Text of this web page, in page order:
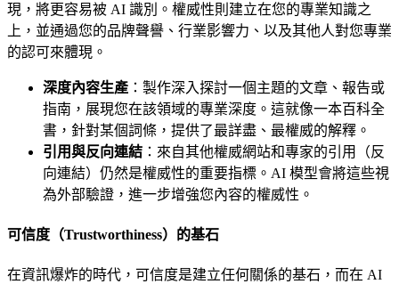
現，將更容易被 AI 識別。權威性則建立在您的專業知識之
上，並通過您的品牌聲譽、行業影響力、以及其他人對您專業
的認可來體現。
深度內容生產 ：製作深入探討一個主題的文章、報告或
指南，展現您在該領域的專業深度。這就像一本百科全
書，針對某個詞條，提供了最詳盡、最權威的解釋。
引用與反向連結 ：來自其他權威網站和專家的引用（反
向連結）仍然是權威性的重要指標。AI 模型會將這些視
為外部驗證，進一步增強您內容的權威性。
可信度（Trustworthiness）的基石
在資訊爆炸的時代，可信度是建立任何關係的基石，而在 AI